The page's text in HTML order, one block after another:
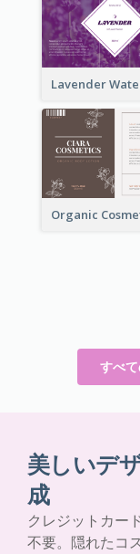
すべ
美しいデ
成
クレジットカー
不要。隠れたコ